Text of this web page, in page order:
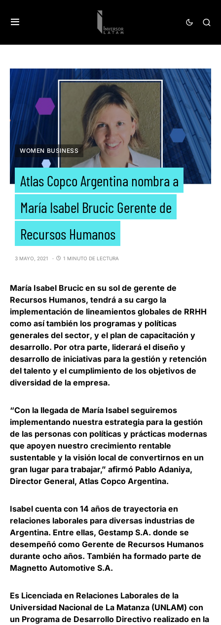
WOMEN BUSINESS
Atlas Copco Argentina nombra a
María Isabel Brucic Gerente de
Recursos Humanos
3 MAYO, 2021 1 MINUTO DE LECTURA
María Isabel Brucic en su sol de gerente de
Recursos Humanos, tendrá a su cargo la
implementación de lineamientos globales de RRHH
como así también los programas y políticas
generales del sector, y el plan de capacitación y
desarrollo. Por otra parte, liderará el diseño y
desarrollo de iniciativas para la gestión y retención
del talento y el cumplimiento de los objetivos de
diversidad de la empresa.
“Con la llegada de María Isabel seguiremos
implementando nuestra estrategia para la gestión
de las personas con políticas y prácticas modernas
que apoyen nuestro crecimiento rentable
sustentable y la visión local de convertirnos en un
gran lugar para trabajar,” afirmó Pablo Adaniya,
Director General, Atlas Copco Argentina.
Isabel cuenta con 14 años de trayectoria en
relaciones laborales para diversas industrias de
Argentina. Entre ellas, Gestamp S.A. donde se
desempeñó como Gerente de Recursos Humanos
durante ocho años. También ha formado parte de
Magnetto Automotive S.A.
Es Licenciada en Relaciones Laborales de la
Universidad Nacional de La Matanza (UNLAM) con
un Programa de Desarrollo Directivo realizado en la